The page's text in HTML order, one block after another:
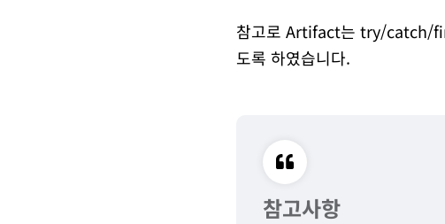
참고로 Artifact는 try/catch/
도록 하였습니다.
참고사항